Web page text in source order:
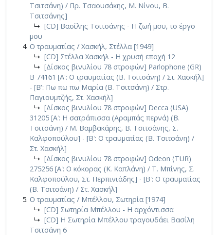
Τσιτσάνη) / Πρ. Τσαουσάκης, Μ. Νίνου, Β.
Τσιτσάνης]
↳ [CD] Βασίλης Τσιτσάνης - Η ζωή μου, το έργο
μου
Ο τραυματίας / Χασκήλ, Στέλλα [1949]
↳ [CD] Στέλλα Χασκήλ - Η χρυσή εποχή 12
↳ [Δίσκος βινυλίου 78 στροφών] Parlophone (GR)
B 74161 [Α': Ο τραυματίας (Β. Τσιτσάνη) / Στ. Χασκήλ]
- [Β': Πω πω πω Μαρία (Β. Τσιτσάνη) / Στρ.
Παγιουμτζής, Στ. Χασκήλ]
↳ [Δίσκος βινυλίου 78 στροφών] Decca (USA)
31205 [Α': Η σατράπισσα (Αραμπάς περνά) (Β.
Τσιτσάνη) / Μ. Βαμβακάρης, Β. Τσιτσάνης, Σ.
Καλφοπούλου] - [Β': Ο τραυματίας (Β. Τσιτσάνη) /
Στ. Χασκήλ]
↳ [Δίσκος βινυλίου 78 στροφών] Odeon (TUR)
275256 [Α': Ο κόκορας (Κ. Καπλάνη) / Τ. Μπίνης, Σ.
Καλφοπούλου, Στ. Περπινιάδης] - [Β': Ο τραυματίας
(Β. Τσιτσάνη) / Στ. Χασκήλ]
Ο τραυματίας / Μπέλλου, Σωτηρία [1974]
↳ [CD] Σωτηρία Μπέλλου - Η αρχόντισσα
↳ [CD] Η Σωτηρία Μπέλλου τραγουδάει Βασίλη
Τσιτσάνη 6